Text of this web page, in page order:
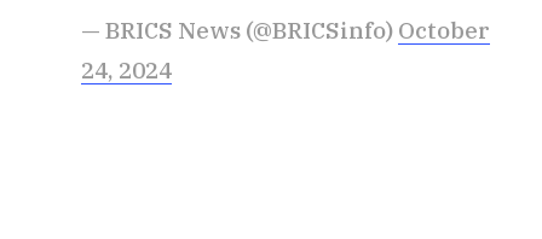
— BRICS News (@BRICSinfo) October
24, 2024